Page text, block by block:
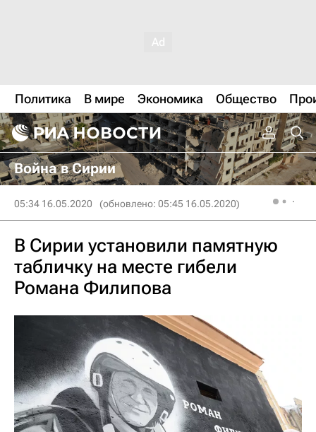
Политика В мире Экономика Общество
Война в Сирии
05:34 16.05.2020 (обновлено: 05:45 16.05.2020)
В Сирии установили памятную
табличку на месте гибели
Романа Филипова